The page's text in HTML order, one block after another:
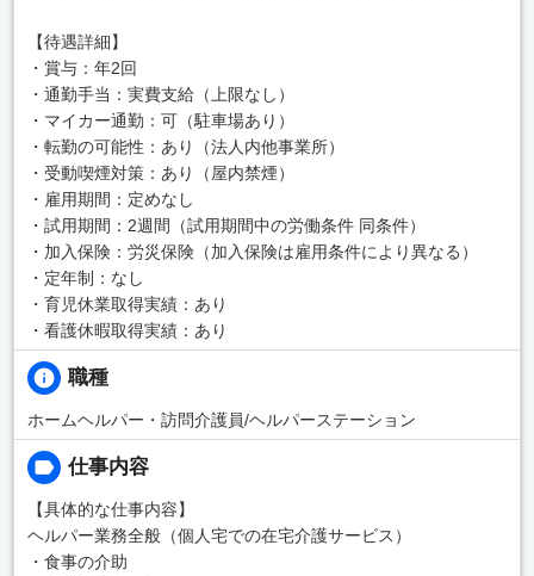
【待遇詳細】
・賞与：年2回
・通勤手当：実費支給（上限なし）
・マイカー通勤：可（駐車場あり）
・転勤の可能性：あり（法人内他事業所）
・受動喫煙対策：あり（屋内禁煙）
・雇用期間：定めなし
・試用期間：2週間（試用期間中の労働条件 同条件）
・加入保険：労災保険（加入保険は雇用条件により異なる）
・定年制：なし
・育児休業取得実績：あり
・看護休暇取得実績：あり
職種
ホームヘルパー・訪問介護員/ヘルパーステーション
仕事内容
【具体的な仕事内容】
ヘルパー業務全般（個人宅での在宅介護サービス）
・食事の介助